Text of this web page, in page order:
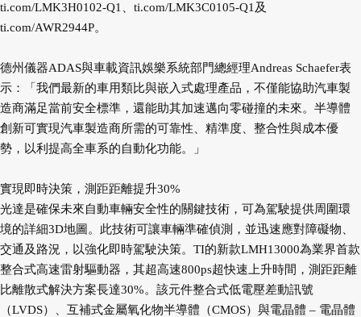
ti.com/LMK3H0102-Q1、ti.com/LMK3C0105-Q1及
ti.com/AWR2944P。
德州儀器ADAS與車載資訊娛樂系統部門總經理Andreas Schaefer表
示：「我們最新的車用類比與嵌入式處理產品，不僅能協助汽車製
造商滿足當前安全標準，還能助其加速邁向零碰撞的未來。半導體
創新可實現汽車製造商所需的可靠性、精準度、整合性與成本優
勢，以利提高全車系的自動化功能。」
實現即時決策，測距距離提升30%
光達是確保未來自動車輛安全性的關鍵技術，可為駕駛提供周圍環
境的詳細3D地圖。此技術可讓車輛準確偵測，並迅速應對障礙物、
交通及路況，以強化即時駕駛決策。TI的新款LMH13000為業界首款
整合式高速雷射驅動器，其超高速800ps超快速上升時間，測距距離
比離散式解決方案長達30%。該元件整合式低電壓差動訊號
（LVDS）、互補式金屬氧化物半導體（CMOS）與電晶體 – 電晶體